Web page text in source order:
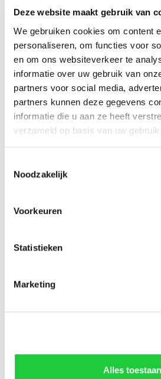
Deze website maakt gebruik van
We gebruiken cookies om content
personaliseren, om functies voor
en om ons websiteverkeer te
informatie over uw gebruik van
partners voor social media,
partners kunnen deze gegevens
informatie die u aan ze heeft
verzameld op basis van uw
Noodzakelijk
Voorkeuren
Statistieken
Marketing
Alles toestaan
In mijn winkelwagen
Uw voordeel: -476,-
RSS Hellend Dak - set 3
Op voorraad
Grootste assortiment